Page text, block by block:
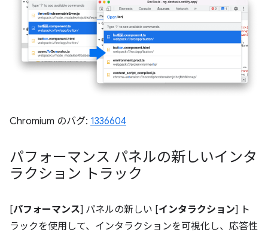
Chromium のバグ: 1336604
パフォーマンス パネルの新しいインタ
ラクション トラック
[パフォーマンス] パネルの新しい [インタラクション] ト
ラックを使用して、インタラクションを可視化し、応答性